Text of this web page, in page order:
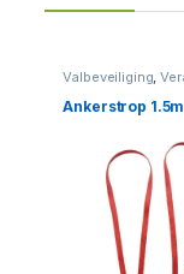
Valbeveiliging ,
Ankerstrop 1.5m